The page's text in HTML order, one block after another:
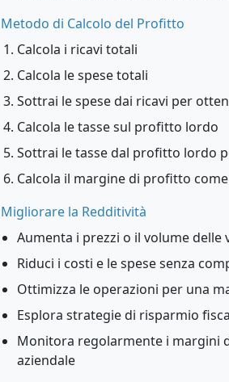
Metodo di Calcolo del Profitto
Calcola i ricavi totali
Calcola le spese totali
Sottrai le spese dai ricavi per
Calcola le tasse sul profitto lordo
Sottrai le tasse dal profitto lordo
Calcola il margine di profitto
Migliorare la Redditività
Aumenta i prezzi o il volume
Riduci i costi e le spese senza
Ottimizza le operazioni per una
Esplora strategie di risparmio
Monitora regolarmente i margini
aziendale